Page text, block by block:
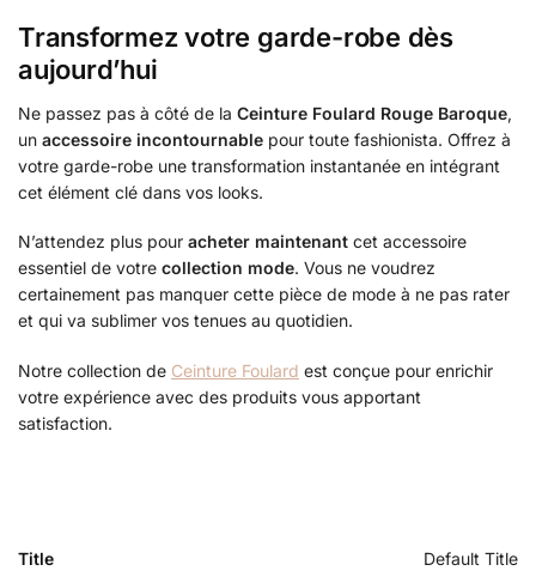
Transformez votre garde-robe dès
aujourd’hui
Ne passez pas à côté de la Ceinture Foulard Rouge Baroque,
un accessoire incontournable pour toute fashionista. Offrez à
votre garde-robe une transformation instantanée en intégrant
cet élément clé dans vos looks.
N’attendez plus pour acheter maintenant cet accessoire
essentiel de votre collection mode. Vous ne voudrez
certainement pas manquer cette pièce de mode à ne pas rater
et qui va sublimer vos tenues au quotidien.
Notre collection de Ceinture Foulard est conçue pour enrichir
votre expérience avec des produits vous apportant
satisfaction.
Title Default Title